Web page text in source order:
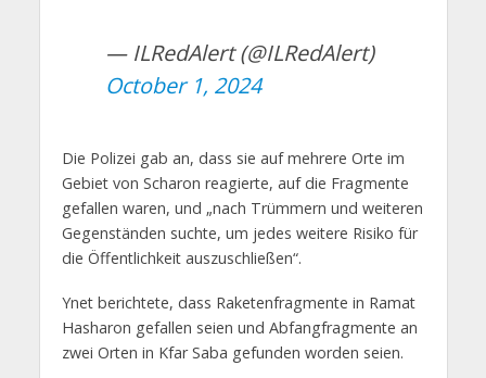
— ILRedAlert (@ILRedAlert)
October 1, 2024
Die Polizei gab an, dass sie auf mehrere Orte im
Gebiet von Scharon reagierte, auf die Fragmente
gefallen waren, und „nach Trümmern und weiteren
Gegenständen suchte, um jedes weitere Risiko für
die Öffentlichkeit auszuschließen“.
Ynet berichtete, dass Raketenfragmente in Ramat
Hasharon gefallen seien und Abfangfragmente an
zwei Orten in Kfar Saba gefunden worden seien.